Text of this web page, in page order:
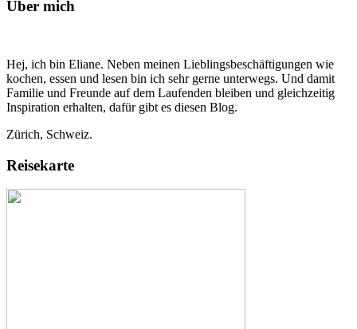
Über mich
Hej, ich bin Eliane. Neben meinen Lieblingsbeschäftigungen wie
kochen, essen und lesen bin ich sehr gerne unterwegs. Und damit
Familie und Freunde auf dem Laufenden bleiben und gleichzeitig
Inspiration erhalten, dafür gibt es diesen Blog.
Zürich, Schweiz.
Reisekarte